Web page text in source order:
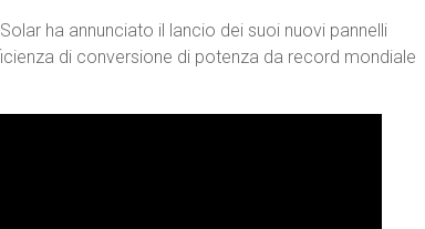
ha annunciato il lancio dei suoi nuovi pannelli
di conversione di potenza da record mondiale